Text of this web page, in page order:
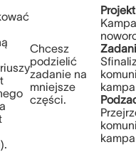
Chcesz
podzielić
zadanie na
mniejsze
części.